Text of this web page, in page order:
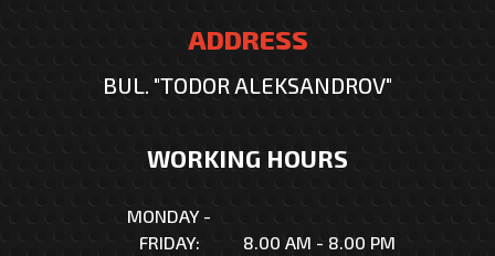
ADDRESS
BUL. "TODOR ALEKSANDROV"
WORKING HOURS
MONDAY -
FRIDAY:
8.00 AM - 8.00 PM